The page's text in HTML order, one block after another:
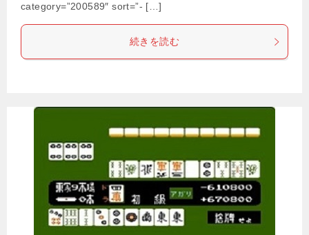
category=”200589″ sort=”- […]
続きを読む